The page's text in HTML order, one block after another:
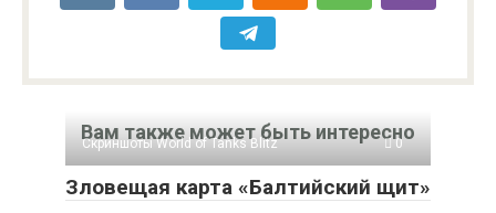
Вам также может быть интересно
Скриншоты World of Tanks Blitz 0
Зловещая карта «Балтийский щит»